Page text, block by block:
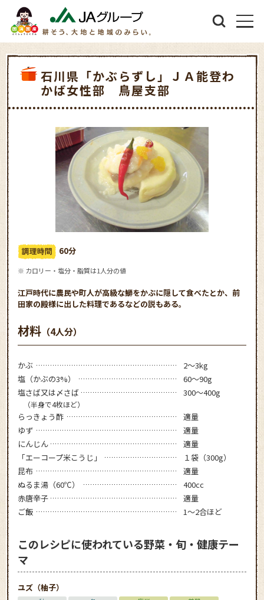
石川県「かぶらずし」ＪＡ能登わ
かば女性部 鳥屋支部
60分
※ カロリー・塩分・脂質は1人分の値
江戸時代に農民や町人が高級な鰤をかぶに隠して食べたとか、前
田家の殿様に出した料理であるなどの説もある。
材料 （4人分）
かぶ
2～3kg
塩（かぶの3%）
60～90g
塩さば又は〆さば
300～400g
（半身で4枚ほど）
らっきょう酢
適量
ゆず
適量
にんじん
適量
「エーコープ米こうじ」
１袋（300g）
昆布
適量
ぬるま湯（60℃）
400cc
赤唐辛子
適量
ご飯
1～2合ほど
このレシピに使われている野菜・旬・健康テー
マ
ユズ（柚子）